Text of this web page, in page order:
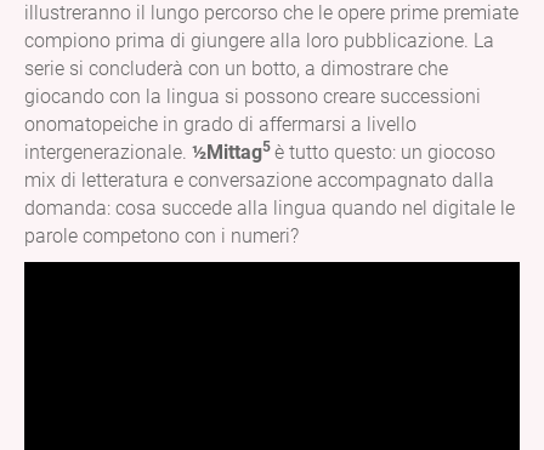
illustreranno il lungo percorso che le opere prime premiate
compiono prima di giungere alla loro pubblicazione. La
serie si concluderà con un botto, a dimostrare che
giocando con la lingua si possono creare successioni
onomatopeiche in grado di affermarsi a livello
intergenerazionale. ½Mittag5 è tutto questo: un giocoso
mix di letteratura e conversazione accompagnato dalla
domanda: cosa succede alla lingua quando nel digitale le
parole competono con i numeri?